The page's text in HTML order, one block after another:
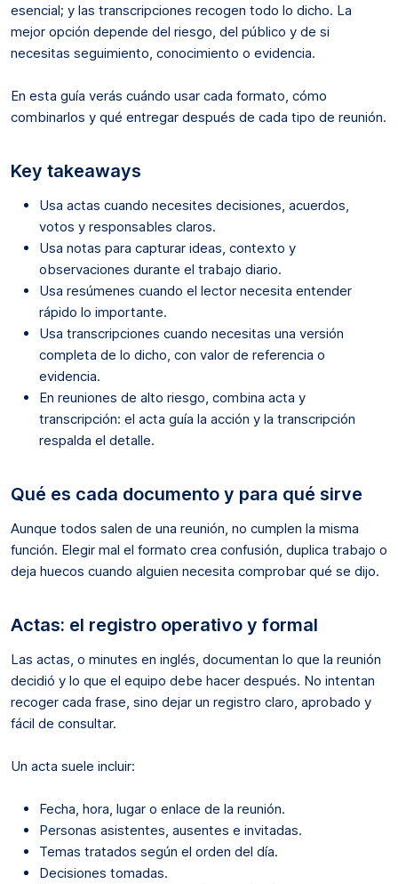
esencial; y las transcripciones recogen todo lo dicho. La
mejor opción depende del riesgo, del público y de si
necesitas seguimiento, conocimiento o evidencia.
En esta guía verás cuándo usar cada formato, cómo
combinarlos y qué entregar después de cada tipo de reunión.
Key takeaways
Usa actas cuando necesites decisiones, acuerdos,
votos y responsables claros.
Usa notas para capturar ideas, contexto y
observaciones durante el trabajo diario.
Usa resúmenes cuando el lector necesita entender
rápido lo importante.
Usa transcripciones cuando necesitas una versión
completa de lo dicho, con valor de referencia o
evidencia.
En reuniones de alto riesgo, combina acta y
transcripción: el acta guía la acción y la transcripción
respalda el detalle.
Qué es cada documento y para qué sirve
Aunque todos salen de una reunión, no cumplen la misma
función. Elegir mal el formato crea confusión, duplica trabajo o
deja huecos cuando alguien necesita comprobar qué se dijo.
Actas: el registro operativo y formal
Las actas, o minutes en inglés, documentan lo que la reunión
decidió y lo que el equipo debe hacer después. No intentan
recoger cada frase, sino dejar un registro claro, aprobado y
fácil de consultar.
Un acta suele incluir:
Fecha, hora, lugar o enlace de la reunión.
Personas asistentes, ausentes e invitadas.
Temas tratados según el orden del día.
Decisiones tomadas.